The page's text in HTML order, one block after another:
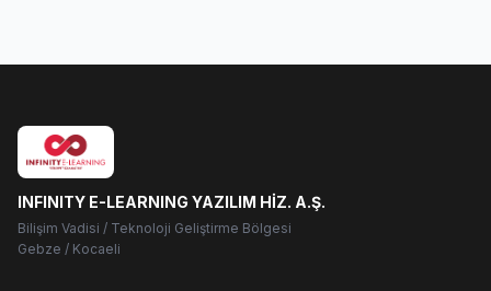
INFINITY E-LEARNING YAZILIM HİZ. A.Ş.
Bilişim Vadisi / Teknoloji Geliştirme Bölgesi
Gebze / Kocaeli